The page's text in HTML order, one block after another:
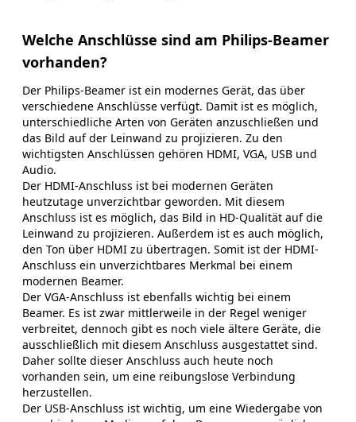
Welche Anschlüsse sind am Philips-Beamer
vorhanden?
Der Philips-Beamer ist ein modernes Gerät, das über
verschiedene Anschlüsse verfügt. Damit ist es möglich,
unterschiedliche Arten von Geräten anzuschließen und
das Bild auf der Leinwand zu projizieren. Zu den
wichtigsten Anschlüssen gehören HDMI, VGA, USB und
Audio.
Der HDMI-Anschluss ist bei modernen Geräten
heutzutage unverzichtbar geworden. Mit diesem
Anschluss ist es möglich, das Bild in HD-Qualität auf die
Leinwand zu projizieren. Außerdem ist es auch möglich,
den Ton über HDMI zu übertragen. Somit ist der HDMI-
Anschluss ein unverzichtbares Merkmal bei einem
modernen Beamer.
Der VGA-Anschluss ist ebenfalls wichtig bei einem
Beamer. Es ist zwar mittlerweile in der Regel weniger
verbreitet, dennoch gibt es noch viele ältere Geräte, die
ausschließlich mit diesem Anschluss ausgestattet sind.
Daher sollte dieser Anschluss auch heute noch
vorhanden sein, um eine reibungslose Verbindung
herzustellen.
Der USB-Anschluss ist wichtig, um eine Wiedergabe von